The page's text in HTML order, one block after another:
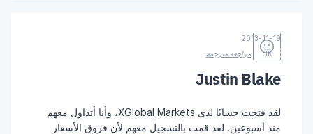
2013-11-19
UK
مراجعة مترجمة
Justin Blake
لقد فتحت حسابًا لدى XGlobal Markets، وأنا أتداول معهم
منذ أسبوعين. لقد قمت بالتسجيل معهم لأن فروق الأسعار